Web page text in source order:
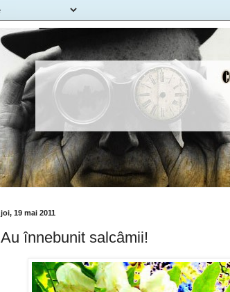
joi, 19 mai 2011
Au înnebunit salcâmii!